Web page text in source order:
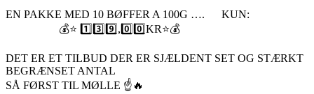
EN PAKKE MED 10 BØFFER A 100G …. KUN:
💰⭐️ 1️⃣3️⃣9️⃣,0️⃣0️⃣KR⭐️💰
DET ER ET TILBUD DER ER SJÆLDENT SET OG STÆRKT
BEGRÆNSET ANTAL
SÅ FØRST TIL MØLLE ☝️🔥